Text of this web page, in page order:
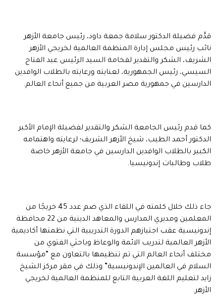
قدَّم فضيلة الدكتور سلامة جمعة داود، رئيس جامعة الأزهر
نائب رئيس مجلس إدارة المنظمة العالمية لخريجي الأزهر
الشريف، الشكر والتقدير لفخامة السيد الرئيس عبد الفتاح
السيسي، رئيس الجمهورية، لعنايته ورعايته بالطلاب الوافدين
الدارسين في جمهورية مصر العربية من جميع أنحاء العالم.
كما قدم رئيس الجامعة الشكر والتقدير لفضيلة الإمام الأكبر
الدكتور أحمد الطيب، شيخ الأزهر الشريف؛ لرعايته واهتمامه
الكبير بالطلاب الوافدين الدارسين في جامعة الأزهر خاصة
طلاب وطالبات إندونيسيا.
جاء ذلك خلال كلمته في اللقاء الذي ضم عدد 45 خريجًا من
المعلمين ومديري المدارس والمعاهد الدينية من 22 محافظة
إندونيسية عقب اجتيازهم الدورة التدريبية التي نظمتها أكاديمية
الأزهر العالمية لتدريب الائمة والوعاظ وباحثي الفتوي من
مختلف أنحاء العالم التي تم تنظيمها بالتعاون مع “مؤسسة
السلام في العالمين الإندونيسية” وذلك في مقر مركز الشيخ
زايد لتعليم اللغة العربية التابع للمنظمة العالمية لخريجي
الأزهر.